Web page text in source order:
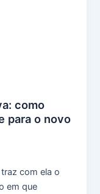
como
para o novo
com ela o
em que